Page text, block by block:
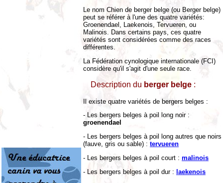
Le nom Chien de berger belge (ou Berger belge)
peut se référer à l'une des quatre variétés:
Groenendael, Laekenois, Tervueren, ou
Malinois. Dans certains pays, ces quatre
variétés sont considérées comme des races
différentes.
La Fédération cynologique internationale (FCI)
considère qu'il s'agit d'une seule race.
Description du berger belge :
Il existe quatre variétés de bergers belges :
- Les bergers belges à poil long noir :
groenendael
- Les bergers belges à poil long autres que noirs
(fauve, gris ou sable) : tervueren
- Les bergers belges à poil court : malinois
- Les bergers belges à poil dur : laekenois